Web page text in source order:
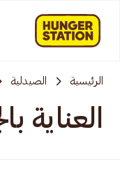
الرئيسية الصيدلية
العناية